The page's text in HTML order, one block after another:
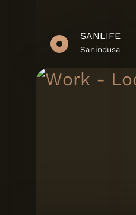
SANLIFE
Sanindusa